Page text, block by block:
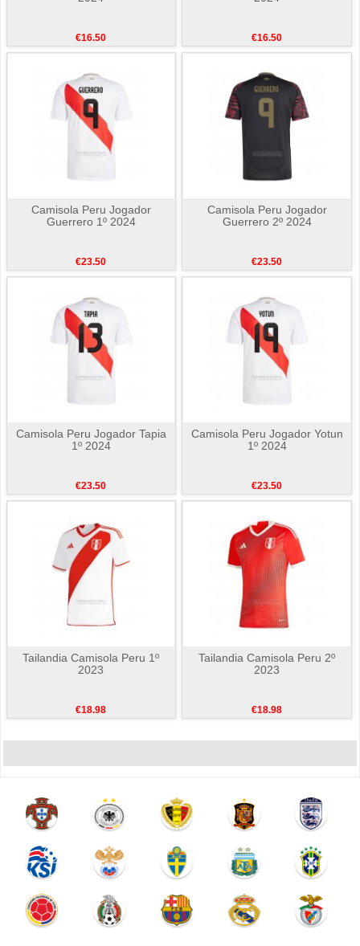
€16.50 €16.50
Camisola Peru Jogador
Guerrero 1º 2024
€23.50
Camisola Peru Jogador
Guerrero 2º 2024
€23.50
Camisola Peru Jogador Tapia
1º 2024
€23.50
Camisola Peru Jogador Yotun
1º 2024
€23.50
Tailandia Camisola Peru 1º
2023
€18.98
Tailandia Camisola Peru 2º
2023
€18.98